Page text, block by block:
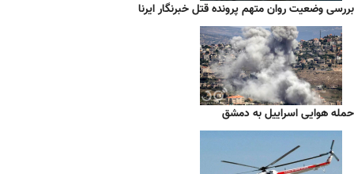
بررسی وضعیت روان متهم پرونده قتل خبرنگار ایرنا
حمله هوایی اسراییل به دمشق